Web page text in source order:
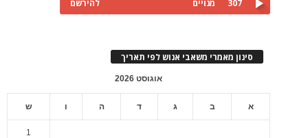
307 מנויים להירשם
סינון מאמרי משאבי אנוש לפי תאריך
אוגוסט 2026
א ב ג ד ה ו ש
1